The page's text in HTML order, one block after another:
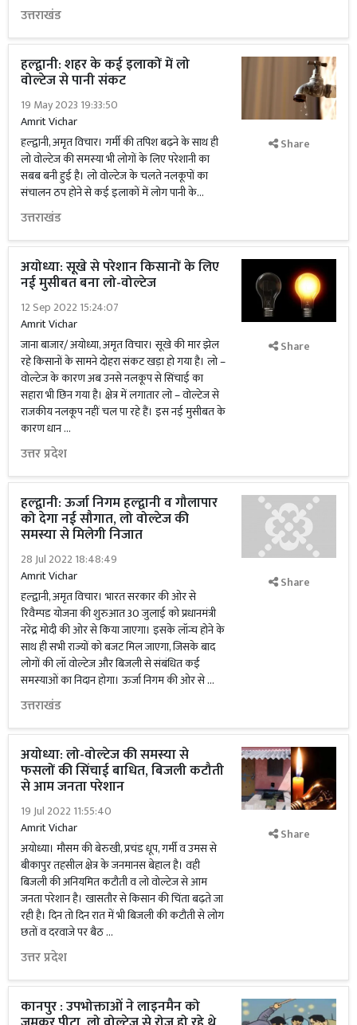
उत्तराखंड
हल्द्वानी: शहर के कई इलाकों में लो
वोल्टेज से पानी संकट
19 May 2023 19:33:50
Amrit Vichar
हल्द्वानी, अमृत विचार। गर्मी की तपिश बढ़ने के साथ ही
लो वोल्टेज की समस्या भी लोगों के लिए परेशानी का
सबब बनी हुई है। लो वोल्टेज के चलते नलकूपों का
संचालन ठप होने से कई इलाकों में लोग पानी के...
उत्तराखंड
Share
अयोध्या: सूखे से परेशान किसानों के लिए
नई मुसीबत बना लो-वोल्टेज
12 Sep 2022 15:24:07
Amrit Vichar
जाना बाजार/ अयोध्या, अमृत विचार। सूखे की मार झेल
रहे किसानों के सामने दोहरा संकट खड़ा हो गया है। लो –
वोल्टेज के कारण अब उनसे नलकूप से सिंचाई का
सहारा भी छिन गया है। क्षेत्र में लगातार लो – वोल्टेज से
राजकीय नलकूप नहीं चल पा रहे हैं। इस नई मुसीबत के
कारण धान …
उत्तर प्रदेश
Share
हल्द्वानी: ऊर्जा निगम हल्द्वानी व गौलापार
को देगा नई सौगात, लो वोल्टेज की
समस्या से मिलेगी निजात
28 Jul 2022 18:48:49
Amrit Vichar
हल्द्वानी, अमृत विचार। भारत सरकार की ओर से
रिवैम्पड योजना की शुरुआत 30 जुलाई को प्रधानमंत्री
नरेंद्र मोदी की ओर से किया जाएगा। इसके लॉन्च होने के
साथ ही सभी राज्यों को बजट मिल जाएगा, जिसके बाद
लोगों की लॉ वोल्टेज और बिजली से संबंधित कई
समस्याओं का निदान होगा। ऊर्जा निगम की ओर से …
उत्तराखंड
Share
अयोध्या: लो-वोल्टेज की समस्या से
फसलों की सिंचाई बाधित, बिजली कटौती
से आम जनता परेशान
19 Jul 2022 11:55:40
Amrit Vichar
अयोध्या। मौसम की बेरुखी, प्रचंड धूप, गर्मी व उमस से
बीकापुर तहसील क्षेत्र के जनमानस बेहाल है। वही
बिजली की अनियमित कटौती व लो वोल्टेज से आम
जनता परेशान है। खासतौर से किसान की चिंता बढ़ते जा
रही है। दिन तो दिन रात में भी बिजली की कटौती से लोग
छतों व दरवाजे पर बैठ …
उत्तर प्रदेश
Share
कानपुर : उपभोक्ताओं ने लाइनमैन को